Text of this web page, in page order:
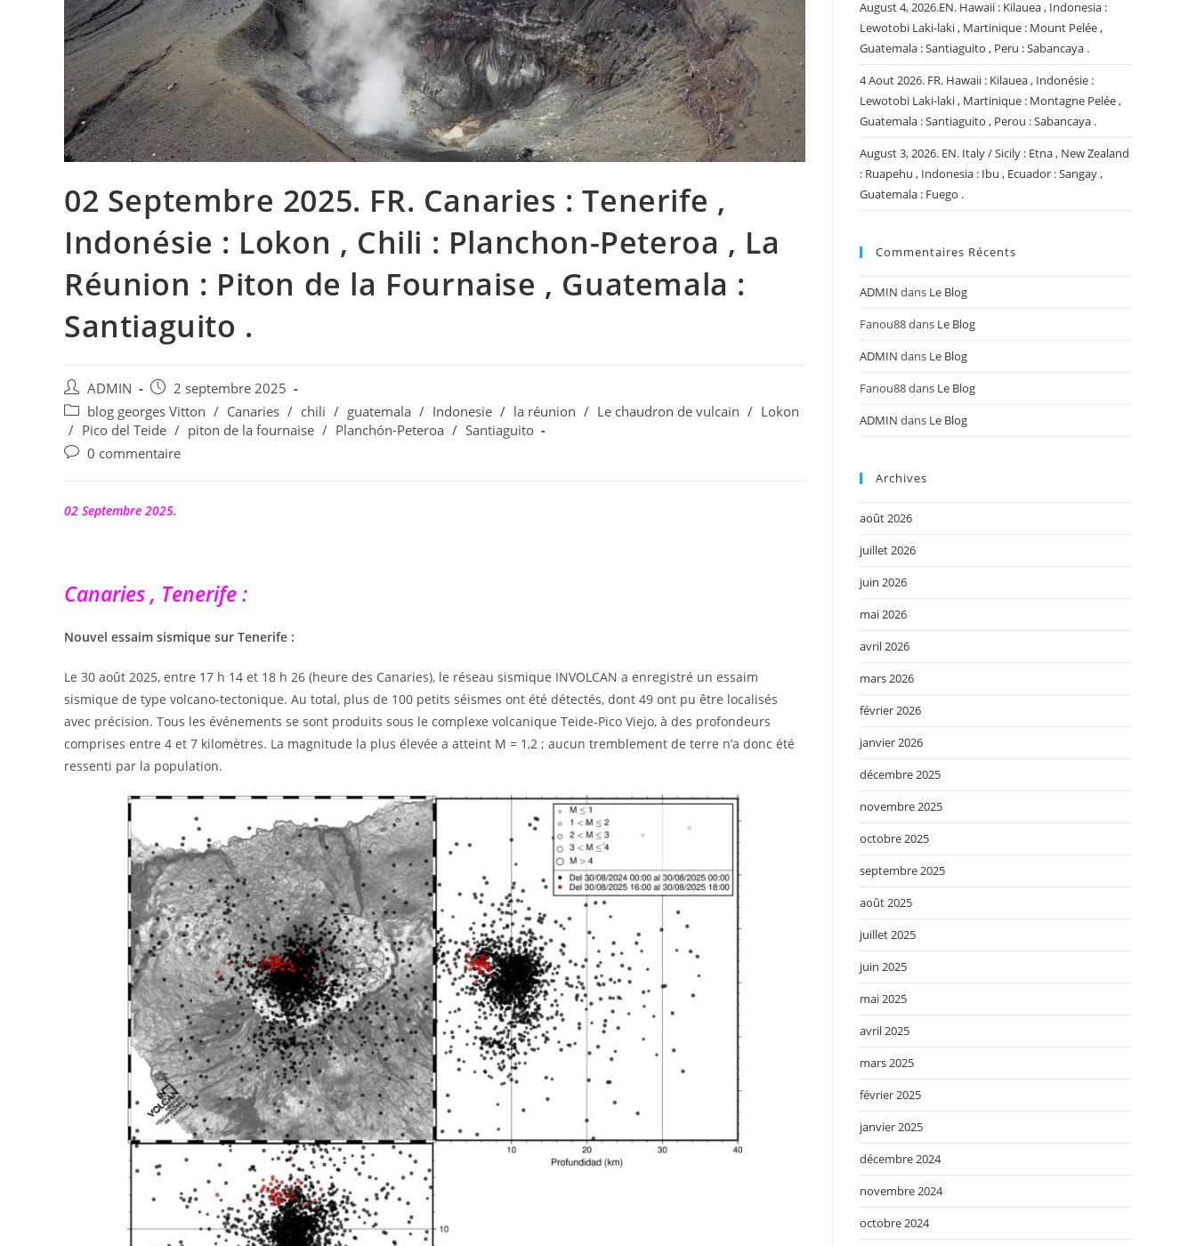
02 Septembre 2025. FR. Canaries : Tenerife ,
Indonésie : Lokon , Chili : Planchon-Peteroa , La
Réunion : Piton de la Fournaise , Guatemala :
Santiaguito .
Auteur/autrice
de
la
publication :
ADMIN
Publication
publiée :
2 septembre 2025
Post
category:
blog georges Vitton / Canaries / chili / guatemala / Indonesie / la réunion / Le chaudron de vulcain / Lokon
/ Pico del Teide / piton de la fournaise / Planchón-Peteroa / Santiaguito
Commentaires
publication :
0 commentaire
02 Septembre 2025.
Canaries , Tenerife :
Nouvel essaim sismique sur Tenerife :
Le 30 août 2025, entre 17 h 14 et 18 h 26 (heure des Canaries), le réseau sismique INVOLCAN a enregistré un essaim
sismique de type volcano-tectonique. Au total, plus de 100 petits séismes ont été détectés, dont 49 ont pu être localisés
avec précision. Tous les événements se sont produits sous le complexe volcanique Teide-Pico Viejo, à des profondeurs
comprises entre 4 et 7 kilomètres. La magnitude la plus élevée a atteint M = 1,2 ; aucun tremblement de terre n’a donc été
ressenti par la population.
August 4, 2026.EN. Hawaii : Kilauea , Indonesia :
Lewotobi Laki-laki , Martinique : Mount Pelée ,
Guatemala : Santiaguito , Peru : Sabancaya .
4 Aout 2026. FR. Hawaii : Kilauea , Indonésie :
Lewotobi Laki-laki , Martinique : Montagne Pelée ,
Guatemala : Santiaguito , Perou : Sabancaya .
August 3, 2026. EN. Italy / Sicily : Etna , New Zealand
: Ruapehu , Indonesia : Ibu , Ecuador : Sangay ,
Guatemala : Fuego .
Commentaires Récents
ADMIN dans Le Blog
Fanou88dans Le Blog
ADMIN dans Le Blog
Fanou88dans Le Blog
ADMIN dans Le Blog
Archives
août 2026
juillet 2026
juin 2026
mai 2026
avril 2026
mars 2026
février 2026
janvier 2026
décembre 2025
novembre 2025
octobre 2025
septembre 2025
août 2025
juillet 2025
juin 2025
mai 2025
avril 2025
mars 2025
février 2025
janvier 2025
décembre 2024
novembre 2024
octobre 2024